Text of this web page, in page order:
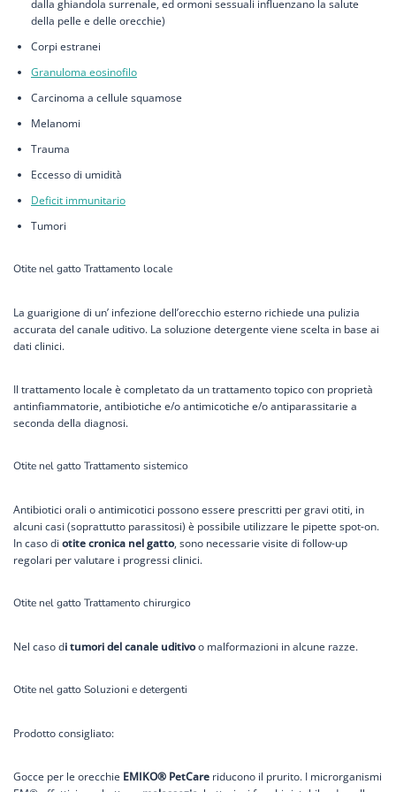
dalla ghiandola surrenale, ed ormoni sessuali influenzano la salute
della pelle e delle orecchie)
Corpi estranei
Granuloma eosinofilo
Carcinoma a cellule squamose
Melanomi
Trauma
Eccesso di umidità
Deficit immunitario
Tumori
Otite nel gatto Trattamento locale
La guarigione di un’ infezione dell’orecchio esterno richiede una pulizia
accurata del canale uditivo. La soluzione detergente viene scelta in base ai
dati clinici.
Il trattamento locale è completato da un trattamento topico con proprietà
antinfiammatorie, antibiotiche e/o antimicotiche e/o antiparassitarie a
seconda della diagnosi.
Otite nel gatto Trattamento sistemico
Antibiotici orali o antimicotici possono essere prescritti per gravi otiti, in
alcuni casi (soprattutto parassitosi) è possibile utilizzare le pipette spot-on.
In caso di otite cronica nel gatto, sono necessarie visite di follow-up
regolari per valutare i progressi clinici.
Otite nel gatto Trattamento chirurgico
Nel caso di tumori del canale uditivoo malformazioni in alcune razze.
Otite nel gatto Soluzioni e detergenti
Prodotto consigliato:
Gocce per le orecchie EMIKO® PetCare riducono il prurito. I microrganismi